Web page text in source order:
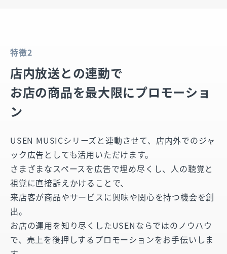
特徴2
店内放送との連動で
お店の商品を最大限にプロモーショ
ン
USEN MUSICシリーズと連動させて、店内外でのジャ
ック広告としても活用いただけます。
さまざまなスペースを広告で埋め尽くし、人の聴覚と
視覚に直接訴えかけることで、
来店客が商品やサービスに興味や関心を持つ機会を創
出。
お店の運用を知り尽くしたUSENならではのノウハウ
で、売上を後押しするプロモーションをお手伝いしま